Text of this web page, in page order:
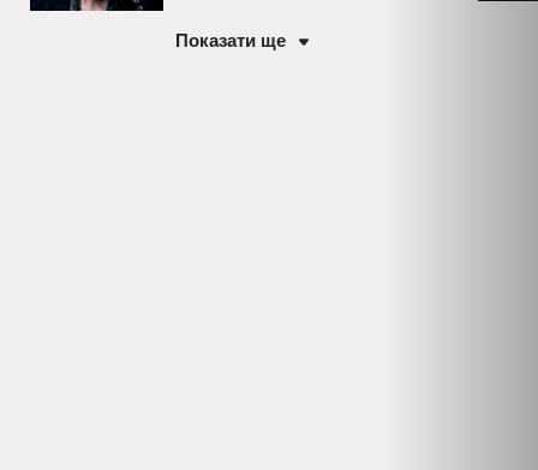
Показати ще